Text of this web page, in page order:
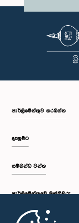
පාර්ලි‌මේන්තුව නරඹන්න
දැනුමට
සම්බන්ධ වන්න
පාර්ලි‌මේන්තුවේ මන්ත්‍රීවරු
මුල් පිටුව